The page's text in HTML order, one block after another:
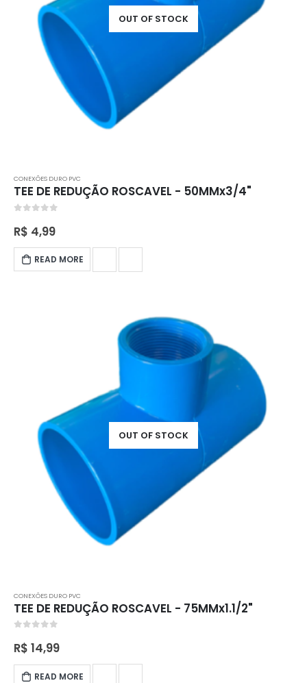
OUT OF STOCK
CONEXÕES DURO PVC
TEE DE REDUÇÃO ROSCAVEL - 50MMx3/4"
R$ 4,99
READ MORE
OUT OF STOCK
CONEXÕES DURO PVC
TEE DE REDUÇÃO ROSCAVEL - 75MMx1.1/2"
R$ 14,99
READ MORE